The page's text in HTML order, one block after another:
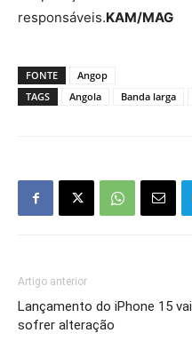
responsáveis.KAM/MAG
FONTE
Angop
TAGS
Angola Banda larga
Artigo anterior
Lançamento do iPhone 15 vai
sofrer alteração